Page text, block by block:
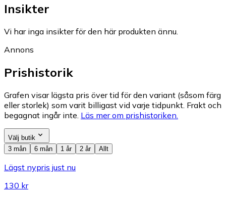
Insikter
Vi har inga insikter för den här produkten ännu.
Annons
Prishistorik
Grafen visar lägsta pris över tid för den variant (såsom färg
eller storlek) som varit billigast vid varje tidpunkt. Frakt och
begagnat ingår inte. Läs mer om prishistoriken.
Välj butik
3 mån
6 mån 1 år 2 år Allt
Lägst nypris just nu
130 kr